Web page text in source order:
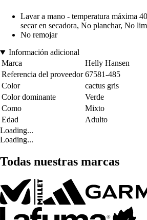
Lavar a mano - temperatura máxima
secar en secadora, No planchar, No
No remojar
Información adicional
Marca
Helly Hansen
Referencia del proveedor 67581-485
Color
cactus gris
Color dominante
Verde
Como
Mixto
Edad
Adulto
Loading...
Loading...
Todas nuestras marcas